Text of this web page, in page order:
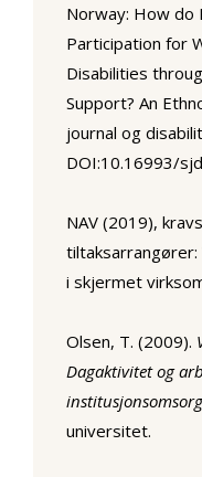
Norway: How do
Participation for
Disabilities
Support? An
journal og
DOI:10.16993/
NAV (2019),
i skjermet
Olsen, T. (2009).
Dagaktivitet og
universitet.